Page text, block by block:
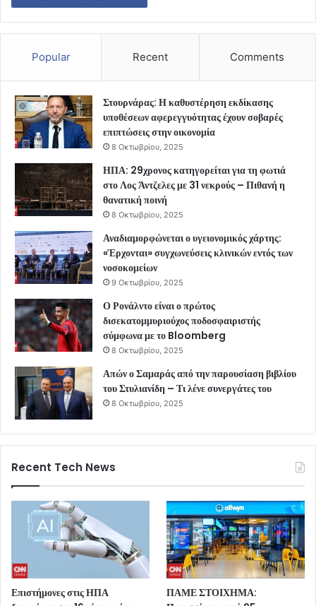
Popular Recent Comments
Στουρνάρας: Η καθυστέρηση εκδίκασης
υποθέσεων αφερεγγυότητας έχουν σοβαρές
επιπτώσεις στην οικονομία
8 Οκτωβρίου, 2025
ΗΠΑ: 29χρονος κατηγορείται για τη φωτιά
στο Λος Άντζελες με 31 νεκρούς – Πιθανή η
θανατική ποινή
8 Οκτωβρίου, 2025
Αναδιαμορφώνεται ο υγειονομικός χάρτης:
«Έρχονται» συγχωνεύσεις κλινικών εντός των
νοσοκομείων
9 Οκτωβρίου, 2025
Ο Ρονάλντο είναι ο πρώτος
δισεκατομμυριούχος ποδοσφαιριστής
σύμφωνα με το Bloomberg
8 Οκτωβρίου, 2025
Απών ο Σαμαράς από την παρουσίαση βιβλίου
του Στυλιανίδη – Τι λένε συνεργάτες του
8 Οκτωβρίου, 2025
Recent Tech News
Επιστήμονες στις ΗΠΑ
ΠΑΜΕ ΣΤΟΙΧΗΜΑ: